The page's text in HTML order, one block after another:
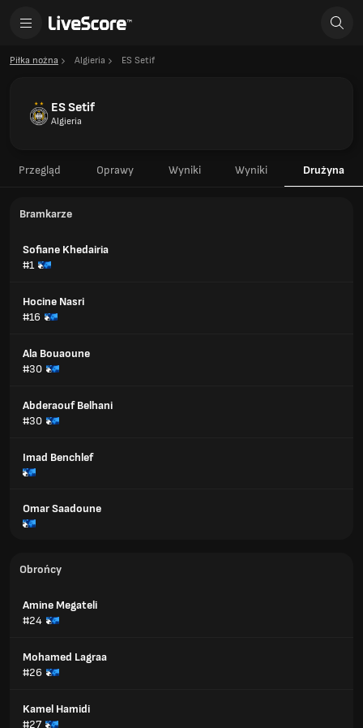
Piłka nożna Algieria ES Setif
ES Setif
Algieria
Przegląd Oprawy Wyniki Wyniki Drużyna
Bramkarze
Sofiane Khedairia
#1
Hocine Nasri
#16
Ala Bouaoune
#30
Abderaouf Belhani
#30
Imad Benchlef
Omar Saadoune
Obrońcy
Amine Megateli
#24
Mohamed Lagraa
#26
Kamel Hamidi
#27